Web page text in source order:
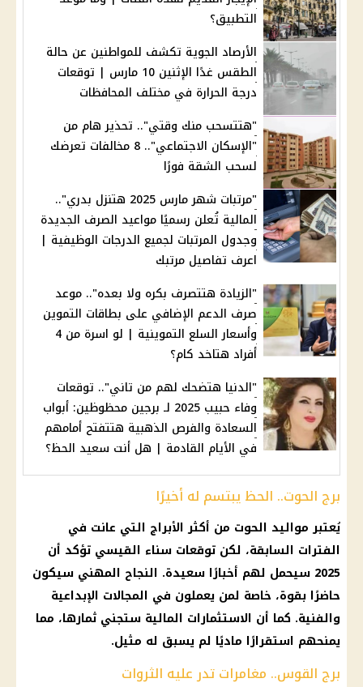
التطبيق؟
الأرصاد الجوية تكشف للمواطنين عن حالة
الطقس غدًا الإثنين 10 مارس | توقعات
درجة الحرارة في مختلف المحافظات
"هتتسحب منك وقتي".. تحذير هام من
"الإسكان الاجتماعي".. 8 مخالفات تعرضك
لسحب الشقة فورًا
"مرتبات شهر مارس 2025 هتنزل بدري"..
المالية تُعلن رسميًا مواعيد الصرف الجديدة
وجدول المرتبات لجميع الدرجات الوظيفية |
اعرف تفاصيل مرتبك
"الزيادة هتتصرف بكره ولا بعده".. موعد
صرف الدعم الإضافي على بطاقات التموين
وأسعار السلع التموينية | لو اسرة من 4
أفراد هتاخد كام؟
"الدنيا هتضحك لهم من تاني".. توقعات
وفاء حبيب 2025 لـ برجين محظوظين: أبواب
السعادة والفرص الذهبية هتتفتح أمامهم
في الأيام القادمة | هل أنت سعيد الحظ؟
برج الحوت.. الحظ يبتسم له أخيرًا
يُعتبر مواليد الحوت من أكثر الأبراج التي عانت في
الفترات السابقة، لكن توقعات سناء القيسي تؤكد أن
2025 سيحمل لهم أخبارًا سعيدة. النجاح المهني سيكون
حاضرًا بقوة، خاصة لمن يعملون في المجالات الإبداعية
والفنية. كما أن الاستثمارات المالية ستجني ثمارها، مما
يمنحهم استقرارًا ماديًا لم يسبق له مثيل.
برج القوس.. مغامرات تدر عليه الثروات